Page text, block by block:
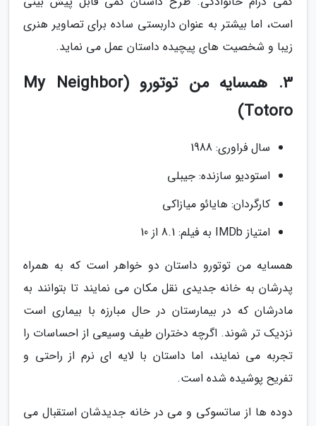
است، اما بیشتر به عنوان داربستی ساده برای تصاویر هنری
زیبا و شخصیت های پیچیده داستان عمل می نماید.
3. همسایه من توتورو (My Neighbor
Totoro)
سال فراوری: 1988
استودیو سازنده: جیبلی
کارگردان: هایائو میازاکی
امتیاز IMDb به فیلم: 8.1 از 10
همسایه من توتورو داستان دو خواهر است که به همراه
پدرشان به خانه جدیدی نقل مکان می نمایند تا بتوانند به
مادرشان که در بیمارستان در حال مبارزه با بیماری است
نزدیک تر شوند. اگرچه دختران طیف وسیعی از احساسات را
تجربه می نمایند، اما داستان با لایه ای نرم از راحتی و
تفریح پوشیده شده است.
دوده ها از ساتسوکی و می در خانه جدیدشان استقبال می